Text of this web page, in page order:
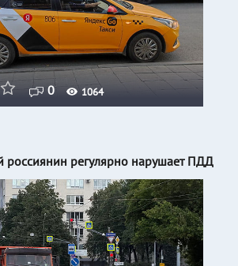
0 1064
россиянин регулярно нарушает ПДД